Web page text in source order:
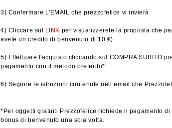
3) Confermare L'EMAIL che prezzofelice vi invierà
4) Cliccare sul LINK per visualizzerete la proposta che
avete un credito di benvenuto di 10 €)
5) Effettuare l'acquisto cliccando sul COMPRA SUBITO
pagamento con il metodo preferito*.
6) Seguire le istruzioni contenute nell email che
*Per oggetti gratuiti Prezzofelice richiede il pagamento
bonus di benvenuto una sola volta.